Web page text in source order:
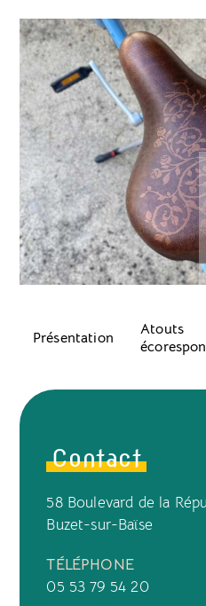
Présentation
Atouts
Contact
58 Boulevard de la
Buzet-sur-Baïse
TÉLÉPHONE
05 53 79 54 20